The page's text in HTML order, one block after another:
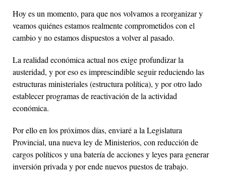
Hoy es un momento, para que nos volvamos a reorganizar y
veamos quiénes estamos realmente comprometidos con el
cambio y no estamos dispuestos a volver al pasado.
La realidad económica actual nos exige profundizar la
austeridad, y por eso es imprescindible seguir reduciendo las
estructuras ministeriales (estructura política), y por otro lado
establecer programas de reactivación de la actividad
económica.
Por ello en los próximos días, enviaré a la Legislatura
Provincial, una nueva ley de Ministerios, con reducción de
cargos políticos y una batería de acciones y leyes para generar
inversión privada y por ende nuevos puestos de trabajo.